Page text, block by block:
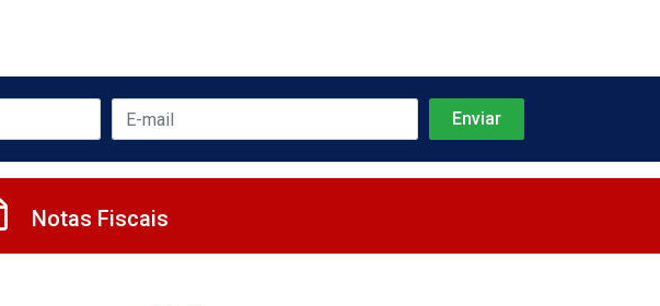
Notas Fiscais